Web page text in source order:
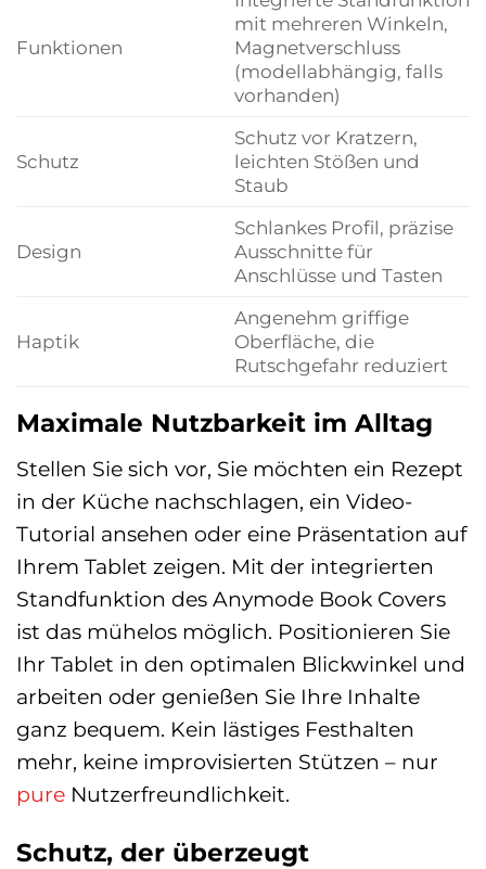
Funktionen
mit mehreren Winkeln,
Magnetverschluss
(modellabhängig, falls
vorhanden)
Schutz
Schutz vor Kratzern,
leichten Stößen und
Staub
Design
Schlankes Profil, präzise
Ausschnitte für
Anschlüsse und Tasten
Haptik
Angenehm griffige
Oberfläche, die
Rutschgefahr reduziert
Maximale Nutzbarkeit im Alltag
Stellen Sie sich vor, Sie möchten ein Rezept
in der Küche nachschlagen, ein Video-
Tutorial ansehen oder eine Präsentation auf
Ihrem Tablet zeigen. Mit der integrierten
Standfunktion des Anymode Book Covers
ist das mühelos möglich. Positionieren Sie
Ihr Tablet in den optimalen Blickwinkel und
arbeiten oder genießen Sie Ihre Inhalte
ganz bequem. Kein lästiges Festhalten
mehr, keine improvisierten Stützen – nur
pure Nutzerfreundlichkeit.
Schutz, der überzeugt